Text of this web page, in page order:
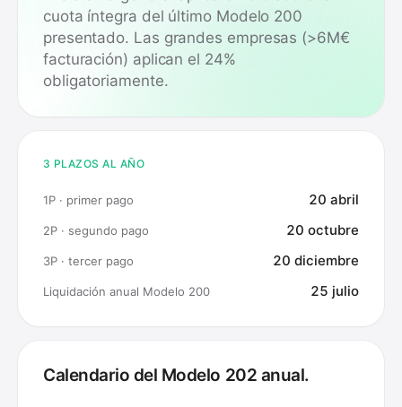
cuota íntegra del último Modelo 200
presentado. Las grandes empresas (>6M€
facturación) aplican el 24%
obligatoriamente.
3 PLAZOS AL AÑO
1P · primer pago 20 abril
2P · segundo pago 20 octubre
3P · tercer pago 20 diciembre
Liquidación anual Modelo 200 25 julio
Calendario del Modelo 202 anual.